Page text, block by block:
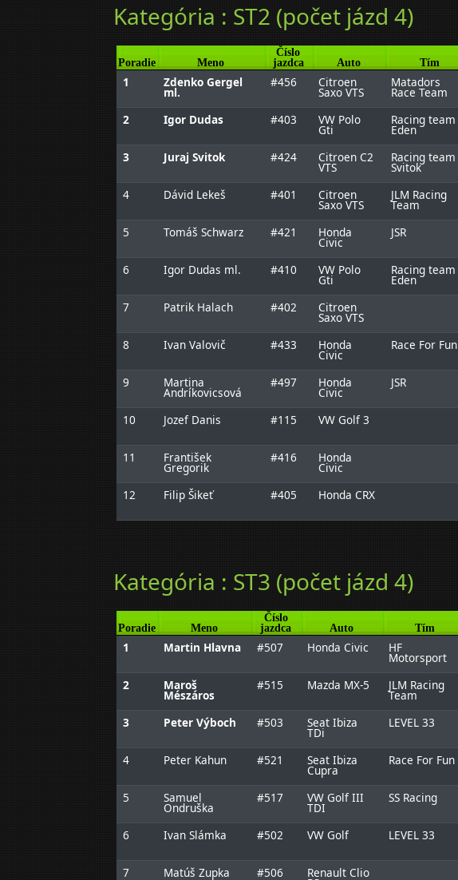
Kategória : ST2 (počet jázd 4)
Poradie Meno
Číslo
jazdca
Auto Tím
1 Zdenko Gergel
ml.
#456 Citroen
Saxo VTS
Matadors
Race Team
2 Igor Dudas #403 VW Polo
Gti
Racing team
Eden
3 Juraj Svitok #424 Citroen C2
VTS
Racing team
Svitok
4 Dávid Lekeš #401 Citroen
Saxo VTS
JLM Racing
Team
5 Tomáš Schwarz #421 Honda
Civic
JSR
6 Igor Dudas ml. #410 VW Polo
Gti
Racing team
Eden
7 Patrik Halach #402 Citroen
Saxo VTS
8 Ivan Valovič #433 Honda
Civic
Race For Fun
9 Martina
Andríkovicsová
#497 Honda
Civic
JSR
10 Jozef Danis #115 VW Golf 3
11 František
Gregorik
#416 Honda
Civic
12 Filip Šikeť #405 Honda CRX
Kategória : ST3 (počet jázd 4)
Poradie Meno
Číslo
jazdca
Auto Tím
1 Martin Hlavna #507 Honda Civic HF
Motorsport
2 Maroš
Mészáros
#515 Mazda MX-5 JLM Racing
Team
3 Peter Výboch #503 Seat Ibiza
TDi
LEVEL 33
4 Peter Kahun #521 Seat Ibiza
Cupra
Race For Fun
5 Samuel
Ondruška
#517 VW Golf III
TDI
SS Racing
6 Ivan Slámka #502 VW Golf LEVEL 33
7 Matúš Zupka #506 Renault Clio